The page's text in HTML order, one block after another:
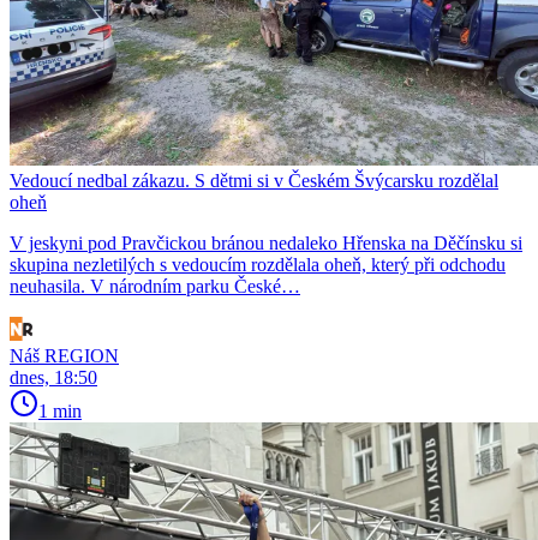
Vedoucí nedbal zákazu. S dětmi si v Českém Švýcarsku rozdělal
oheň
V jeskyni pod Pravčickou bránou nedaleko Hřenska na Děčínsku si
skupina nezletilých s vedoucím rozdělala oheň, který při odchodu
neuhasila. V národním parku České…
Náš REGION
dnes, 18:50
1 min